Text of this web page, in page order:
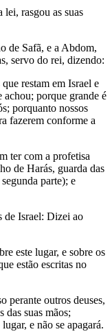
lei, rasgou as suas
de Safã, e a Abdom,
servo do rei, dizendo:
restam em Israel e
achou; porque grande é
porquanto nossos
fazerem conforme a
ter com a profetisa
de Harás, guarda das
parte); e
de Israel: Dizei ao
este lugar, e sobre os
estão escritas no
perante outros deuses,
das suas mãos;
e não se apagará.